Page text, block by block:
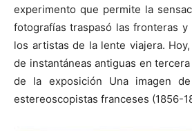
experimento que permite la
fotografías traspasó las fronteras
los artistas de la lente viajera.
de instantáneas antiguas en
de la exposición Una imagen de
estereoscopistas franceses (1856-